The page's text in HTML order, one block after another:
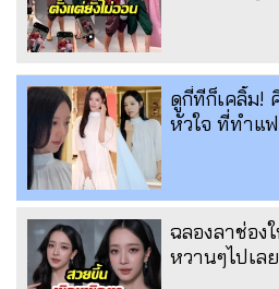
ดูกี่ทีก็เคลิ้ม!
หัวใจ ที่ทำแ
ฉลองลาช่อง
หวานๆไปเลย